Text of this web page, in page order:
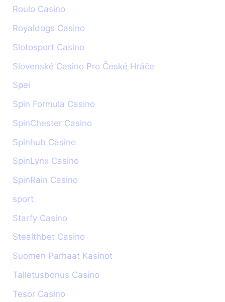
Roulo Casino
Royaldogs Casino
Slotosport Casino
Slovenské Casino Pro České Hráče
Spei
Spin Formula Casino
SpinChester Casino
Spinhub Casino
SpinLynx Casino
SpinRain Casino
sport
Starfy Casino
Stealthbet Casino
Suomen Parhaat Kasinot
Talletusbonus Casino
Tesor Casino